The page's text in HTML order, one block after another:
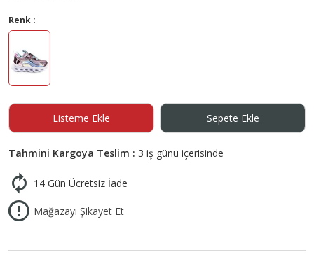
Renk :
Listeme Ekle Sepete Ekle
Tahmini Kargoya Teslim : 3 iş günü içerisinde
14 Gün Ücretsiz İade
Mağazayı Şikayet Et